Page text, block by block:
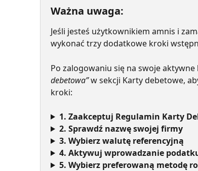
Ważna uwaga:
Jeśli jesteś użytkownikiem amnis i
wykonać trzy dodatkowe kroki
Po zalogowaniu się na swoje
debetowa” w sekcji Karty debetowe,
kroki:
1. Zaakceptuj Regulamin Karty
2. Sprawdź nazwę swojej firmy
3. Wybierz walutę referencyjną
4. Aktywuj wprowadzanie
5. Wybierz preferowaną metodę